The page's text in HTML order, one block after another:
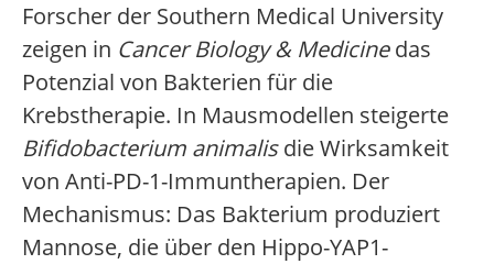
Forscher der Southern Medical University
zeigen in Cancer Biology & Medicinedas
Potenzial von Bakterien für die
Krebstherapie. In Mausmodellen steigerte
Bifidobacterium animalisdie Wirksamkeit
von Anti-PD-1-Immuntherapien. Der
Mechanismus: Das Bakterium produziert
Mannose, die über den Hippo-YAP1-